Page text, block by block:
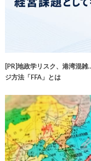
[PR]地政学リスク、港湾混
ジ方法「FFA」とは